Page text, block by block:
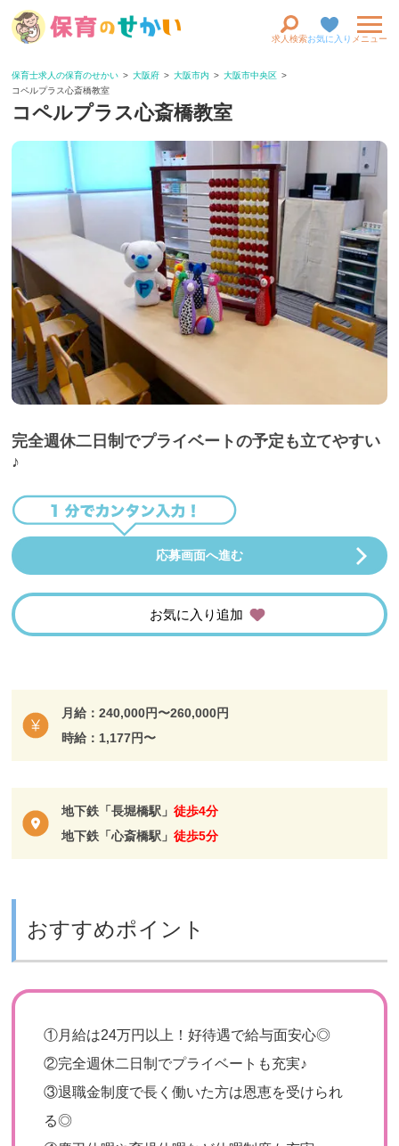
求人検索お気に入り メニュー
保育士求人の保育のせかい 大阪府 大阪市内
大阪市中央区
コペルプラス心斎橋教室
コペルプラス心斎橋教室
完全週休二日制でプライベートの予定も立てやすい
♪
応募画面へ進む
お気に入り追加
月給：240,000円〜260,000円
時給：1,177円〜
地下鉄「長堀橋駅」徒歩4分
地下鉄「心斎橋駅」徒歩5分
おすすめポイント
①月給は24万円以上！好待遇で給与面安心◎
②完全週休二日制でプライベートも充実♪
③退職金制度で長く働いた方は恩恵を受けられ
る◎